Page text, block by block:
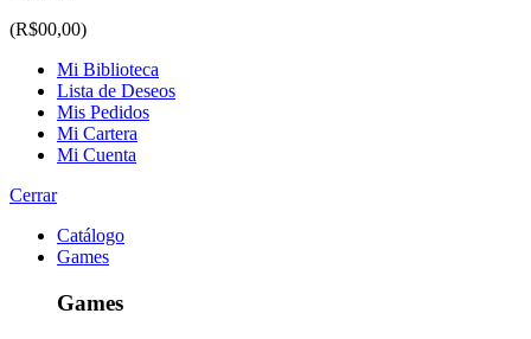
(R$00,00)
Mi Biblioteca
Lista de Deseos
Mis Pedidos
Mi Cartera
Mi Cuenta
Cerrar
Catálogo
Games
Games